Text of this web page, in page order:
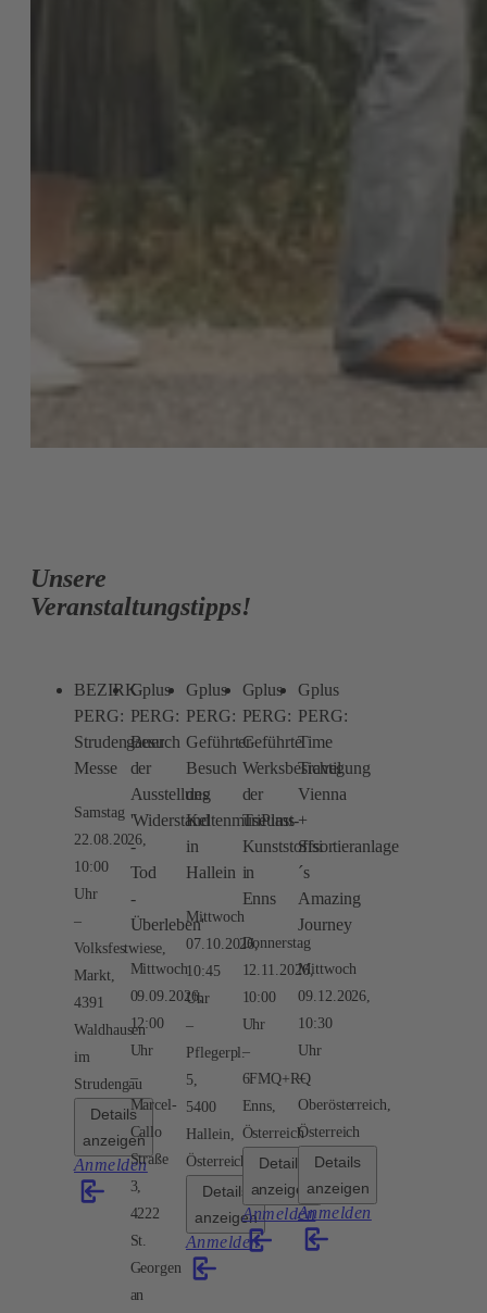
Unsere
Veranstaltungstipps!
BEZIRK
PERG:
Strudengauer
Messe
Samstag
22.08.2026,
10:00
Uhr
Volksfestwiese,
Markt,
4391
Waldhausen
im
Strudengau
Details
anzeigen
Anmelden
Gplus
PERG:
Besuch
der
Ausstellung
'Widerstand
-
Tod
-
Überleben'
Mittwoch
09.09.2026,
12:00
Uhr
Marcel-
Callo
Straße
3,
4222
St.
Georgen
an
Gplus
PERG:
Geführter
Besuch
des
Keltenmuseums
in
Hallein
Mittwoch
07.10.2026,
10:45
Uhr
Pflegerpl.
5,
5400
Hallein,
Österreich
Details
anzeigen
Anmelden
Gplus
PERG:
Geführte
Werksbesichtigung
der
TriPlast-
Kunststoffsortieranlage
in
Enns
Donnerstag
12.11.2026,
10:00
Uhr
6FMQ+RQ
Enns,
Österreich
Details
anzeigen
Anmelden
Gplus
PERG:
Time
Travel
Vienna
+
Sisi
´s
Amazing
Journey
Mittwoch
09.12.2026,
10:30
Uhr
Oberösterreich,
Österreich
Details
anzeigen
Anmelden